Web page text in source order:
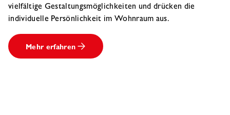
vielfältige Gestaltungsmöglichkeiten und drücken die
individuelle Persönlichkeit im Wohnraum aus.
Mehr erfahren